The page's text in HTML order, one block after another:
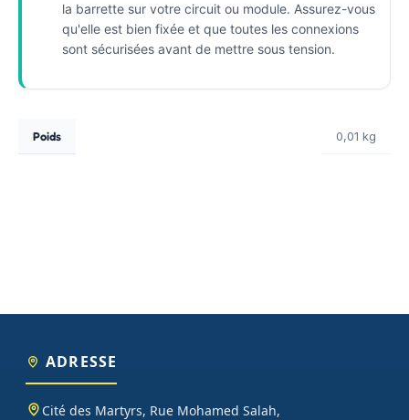
la barrette sur votre circuit ou module. Assurez-vous
qu'elle est bien fixée et que toutes les connexions
sont sécurisées avant de mettre sous tension.
Poids 0,01 kg
ADRESSE
Cité des Martyrs, Rue Mohamed Salah,